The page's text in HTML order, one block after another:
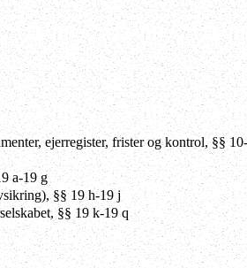
ejerregister, frister og kontrol, §§
a-19 g
§§ 19 h-19 j
§§ 19 k-19 q